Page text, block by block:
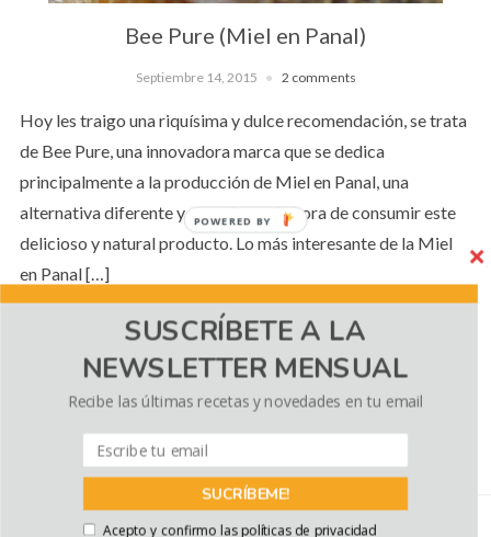
Bee Pure (Miel en Panal)
Septiembre 14, 2015 2 comments
Hoy les traigo una riquísima y dulce recomendación, se trata
de Bee Pure, una innovadora marca que se dedica
principalmente a la producción de Miel en Panal, una
alternativa diferente y novedosa a la hora de consumir este
delicioso y natural producto. Lo más interesante de la Miel
en Panal […]
CONTINUE READING
Política de cookies
Utilizamos cookies propias y de terceros para
mejorar la experiencia de navegación, y ofrecer
SUSCRÍBETE A LA
NEWSLETTER MENSUAL
Recibe las últimas recetas y novedades en tu email
SUCRÍBEME!
Acepto y confirmo las políticas de privacidad
POWERED BY